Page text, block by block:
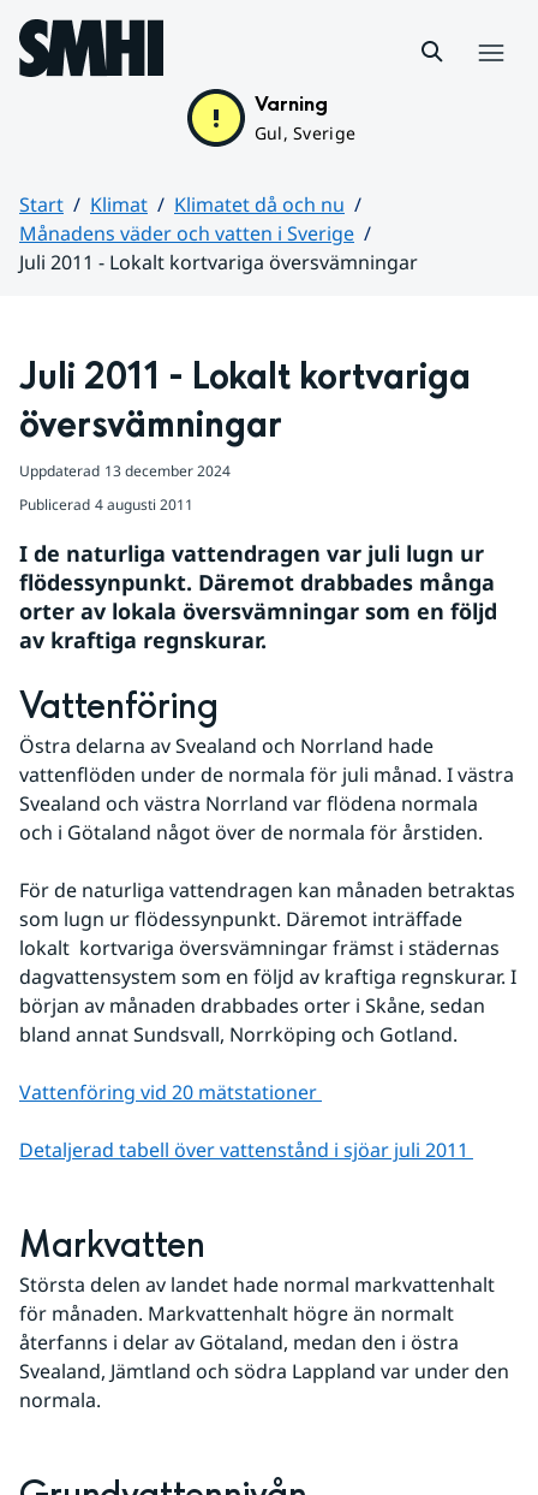
Hoppa till sidans innehåll
Varning
Gul, Sverige
Start Klimat
Klimatet då och nu
Månadens väder och vatten i Sverige
Juli 2011 - Lokalt kortvariga översvämningar
Juli 2011 - Lokalt kortvariga
översvämningar
Uppdaterad 13 december 2024
Publicerad 4 augusti 2011
I de naturliga vattendragen var juli lugn ur
flödessynpunkt. Däremot drabbades många
orter av lokala översvämningar som en följd
av kraftiga regnskurar.
Vattenföring
Östra delarna av Svealand och Norrland hade
vattenflöden under de normala för juli månad. I västra
Svealand och västra Norrland var flödena normala
och i Götaland något över de normala för årstiden.
För de naturliga vattendragen kan månaden betraktas
som lugn ur flödessynpunkt. Däremot inträffade
lokalt  kortvariga översvämningar främst i städernas
dagvattensystem som en följd av kraftiga regnskurar. I
början av månaden drabbades orter i Skåne, sedan
bland annat Sundsvall, Norrköping och Gotland.
Vattenföring vid 20 mätstationer
Detaljerad tabell över vattenstånd i sjöar juli 2011
Markvatten
Största delen av landet hade normal markvattenhalt
för månaden. Markvattenhalt högre än normalt
återfanns i delar av Götaland, medan den i östra
Svealand, Jämtland och södra Lappland var under den
normala.